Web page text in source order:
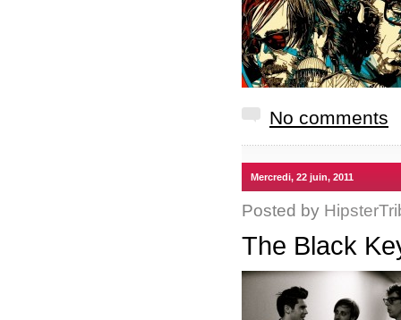
No comments
Mercredi, 22 juin, 2011
Posted by
The Black